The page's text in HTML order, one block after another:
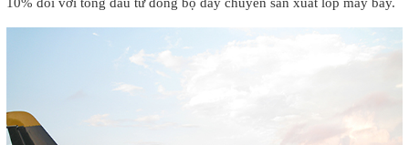
10% đối với tổng đầu tư đồng bộ dây chuyền sản xuất lốp máy bay.